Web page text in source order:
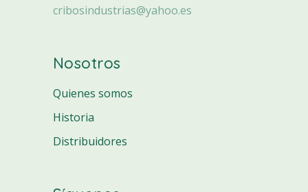
cribosindustrias@yahoo.es
Nosotros
Quienes somos
Historia
Distribuidores